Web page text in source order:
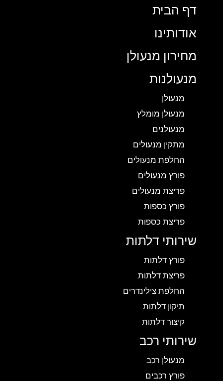
דף הבית
אודותינו
מחירון מנעולן
מנעולנות
מנעולן
מנעולן מומלץ
מנעולנים
מתקין מנעולים
החלפת מנעולים
פורץ מנעולים
פריצת מנעולים
פורץ כספות
פריצת כספות
שירותי דלתות
פורץ דלתות
פריצת דלתות
החלפת צילינדרים
תיקון דלתות
קיצור דלתות
שירותי רכב
מנעולן רכב
פורץ רכבים